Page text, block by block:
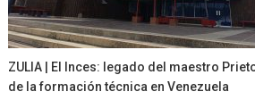
ZULIA | El Inces: legado del maestro
de la formación técnica en Venezuela